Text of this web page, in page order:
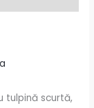
tulpină scurtă,